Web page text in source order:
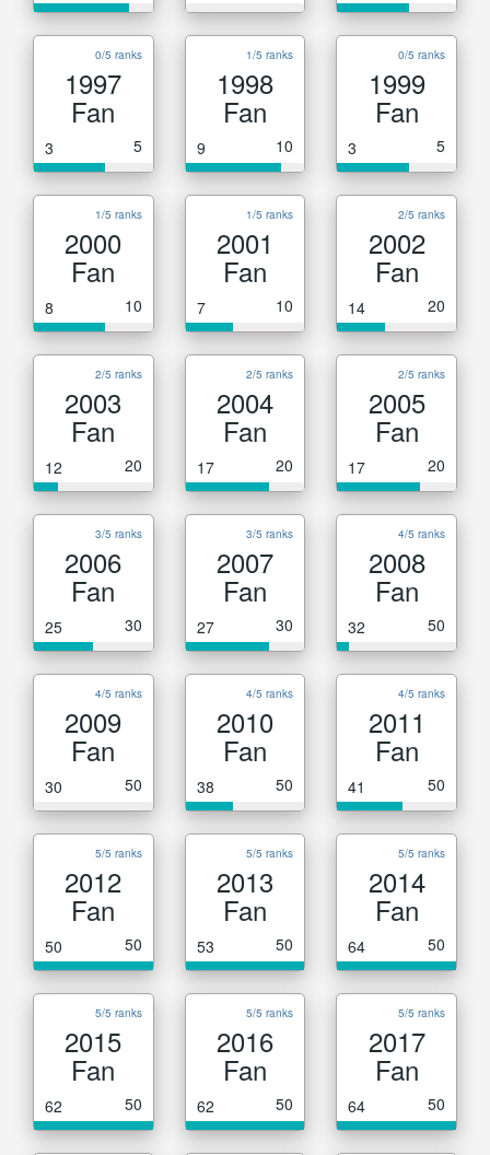
0/5 ranks
1997
Fan
3 5
1/5 ranks
1998
Fan
9 10
0/5 ranks
1999
Fan
3 5
1/5 ranks
2000
Fan
8 10
1/5 ranks
2001
Fan
7 10
2/5 ranks
2002
Fan
14 20
2/5 ranks
2003
Fan
12 20
2/5 ranks
2004
Fan
17 20
2/5 ranks
2005
Fan
17 20
3/5 ranks
2006
Fan
25 30
3/5 ranks
2007
Fan
27 30
4/5 ranks
2008
Fan
32 50
4/5 ranks
2009
Fan
30 50
4/5 ranks
2010
Fan
38 50
4/5 ranks
2011
Fan
41 50
5/5 ranks
2012
Fan
50 50
5/5 ranks
2013
Fan
53 50
5/5 ranks
2014
Fan
64 50
5/5 ranks
2015
Fan
62 50
5/5 ranks
2016
Fan
62 50
5/5 ranks
2017
Fan
64 50